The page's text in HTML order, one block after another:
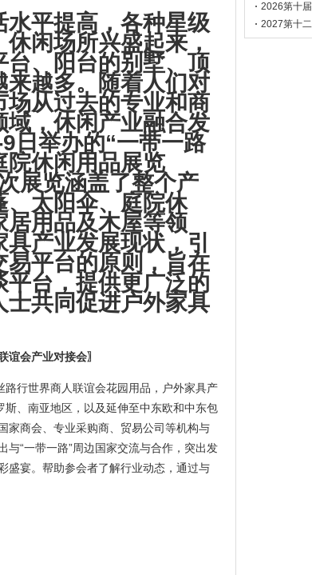
水平提高，各种星级
闲场所兴盛起来，
台、阳台的别墅、顶
来越多。随着人们对
场从过去的专业和商
域，休闲产业融合发
日举办的“一带一路
院休闲用品展览
展览涵盖了整个产
、太阳伞、庭院休
居用品及木屋等领
产业发展现状，引
平台的原则，旨在
台，提供更广泛的
共同促进户外家具
谊会产业对接会〗
路行世界商人联谊会花园用品，户外家具产
斯、南亚地区，以及延伸至中东欧和中东包
家商会、专业采购商、贸易公司等机构与
“一带一路”周边国家交流与合作，突出发
盛宴。帮助参会者了解行业动态，通过与
门管道展览
2026第十
2027第十